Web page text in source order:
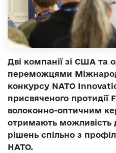
Дві компанії зі США та
переможцями
конкурсу NATO
присвяченого протидії
волоконно-оптичним
отримають можливість
рішень спільно з
НАТО.